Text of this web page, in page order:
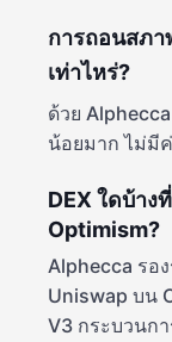
การถอนสภ
เท่าไหร่?
ด้วย
น้อยมาก ไม่มี
DEX ใดบ้าง
Optimism?
Alphecca รอ
Uniswap บน
V3 กระบวนก